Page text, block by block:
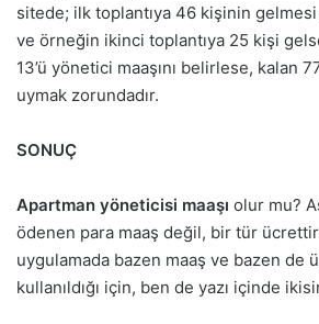
sitede; ilk toplantıya 46 kişinin
ve örneğin ikinci toplantıya 25 kişi
13’ü yönetici maaşını belirlese, kalan
uymak zorundadır.
SONUÇ
Apartman yöneticisi maaşı olur mu?
ödenen para maaş değil, bir tür
uygulamada bazen maaş ve bazen de
kullanıldığı için, ben de yazı içinde